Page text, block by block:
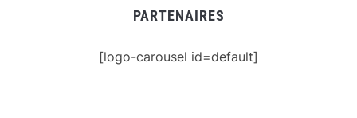
PARTENAIRES
[logo-carousel id=default]